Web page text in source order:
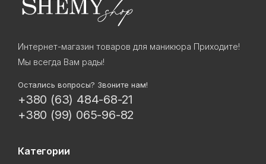
Интернет-магазин товаров для маникюра Приходите!
Мы всегда Вам рады!
Остались вопросы? Звоните нам!
+380 (63) 484-68-21
+380 (99) 065-96-82
Категории